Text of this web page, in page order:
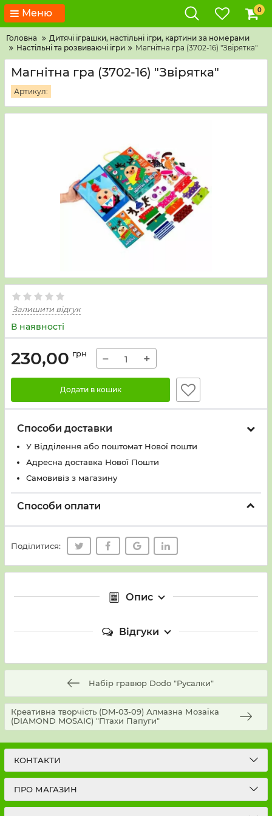
Меню 0
Головна
Дитячі іграшки, настільні ігри, картини за номерами
Настільні та розвиваючі ігри
Магнітна гра (3702-16) "Звірятка"
Магнітна гра (3702-16) "Звірятка"
Артикул:
Залишити відгук
В наявності
230,00 грн − +
Додати в кошик
Способи доставки
У Вiддiлення або поштомат Нової пошти
Адресна доставка Нової Пошти
Самовивіз з магазину
Способи оплати
Поділитися:
Опис
Відгуки
Набір гравюр Dodo "Русалки"
Креативна творчість (DM-03-09) Алмазна Мозаїка
(DIAMOND MOSAIC) "Птахи Папуги"
КОНТАКТИ
ПРО МАГАЗИН